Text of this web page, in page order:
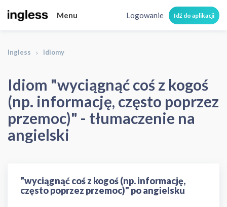
Menu Logowanie Idź do aplikacji
Ingless Idiomy
Idiom "wyciągnąć coś z kogoś
(np. informację, często poprzez
przemoc)" - tłumaczenie na
angielski
"wyciągnąć coś z kogoś (np. informację,
często poprzez przemoc)" po angielsku